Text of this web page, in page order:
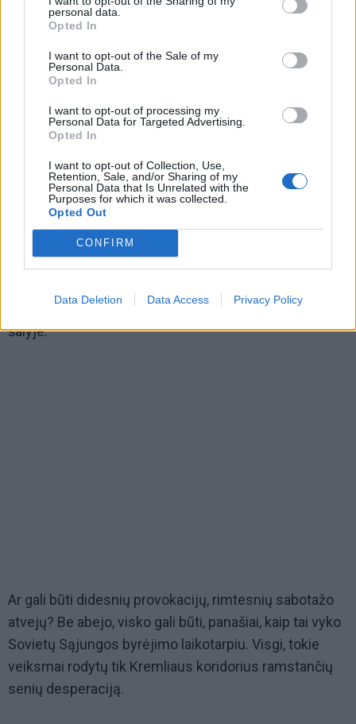
personal data.
Opted In
I want to opt-out of the Sale of my
Personal Data.
Opted In
I want to opt-out of processing my
Personal Data for Targeted Advertising.
Opted In
I want to opt-out of Collection, Use,
Retention, Sale, and/or Sharing of my
Personal Data that Is Unrelated with the
Purposes for which it was collected.
Opted Out
CONFIRM
Data Deletion Data Access Privacy Policy
© Vladimiras Putinas / Nuotrauka iš atvirų šaltinių
Kremlius neabejotinai ištrauks paskutines blefo
grasinimus pulti NATO šalis, dalinę mobilizaciją – labai
gal būti, kad būtent dėl to Putinas išskubėjo tartis su
Kinijos vyrkomunistu Si Pekine.
Režimui verkiant reikia išlaikyti nuolankią rusų
visuomenę Vakarus pateikiant rusų žudikais,
kenkėjais ir mirtinais priešais. Vienas galimų
siekiant kurstyti įtampą narystės ES siekiančoje
šalyje.
Ar gali būti didesnių provokacijų, rimtesnių sabotažo
atvejų? Be abejo, visko gali būti, panašiai, kaip tai vyko
Sovietų Sąjungos byrėjimo laikotarpiu. Visgi, tokie
veiksmai rodytų tik Kremliaus koridorius ramstančių
senių desperaciją.